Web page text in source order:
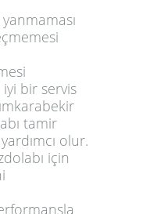
bir servis
tamir
olur.
için